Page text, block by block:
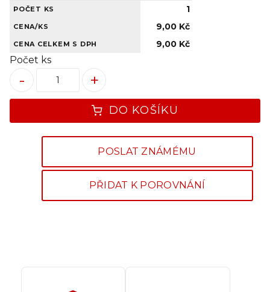
POČET KS 1
CENA/KS 9,00 Kč
CENA CELKEM S DPH 9,00 Kč
Počet ks
+
-
DO KOŠÍKU
POSLAT ZNÁMÉMU
PŘIDAT K POROVNÁNÍ